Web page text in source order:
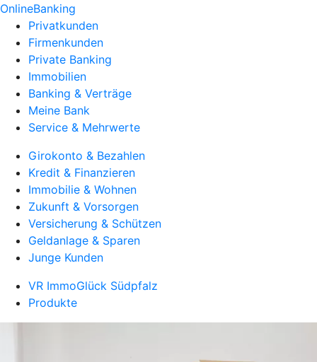
OnlineBanking
Privatkunden
Firmenkunden
Private Banking
Immobilien
Banking & Verträge
Meine Bank
Service & Mehrwerte
Girokonto & Bezahlen
Kredit & Finanzieren
Immobilie & Wohnen
Zukunft & Vorsorgen
Versicherung & Schützen
Geldanlage & Sparen
Junge Kunden
VR ImmoGlück Südpfalz
Produkte